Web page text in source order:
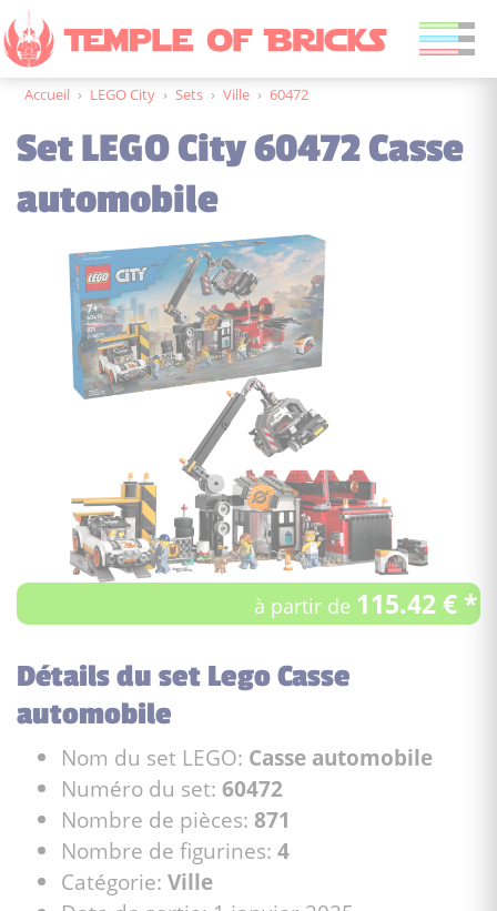
Accueil › LEGO City › Sets › Ville › 60472
Set LEGO City 60472 Casse
automobile
à partir de 115.42 € *
Détails du set Lego Casse
automobile
Nom du set LEGO: Casse automobile
Numéro du set: 60472
Nombre de pièces: 871
Nombre de figurines: 4
Catégorie: Ville